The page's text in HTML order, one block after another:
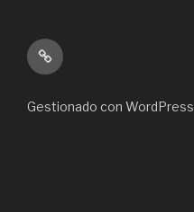
Inicio
Gestionado con WordPress